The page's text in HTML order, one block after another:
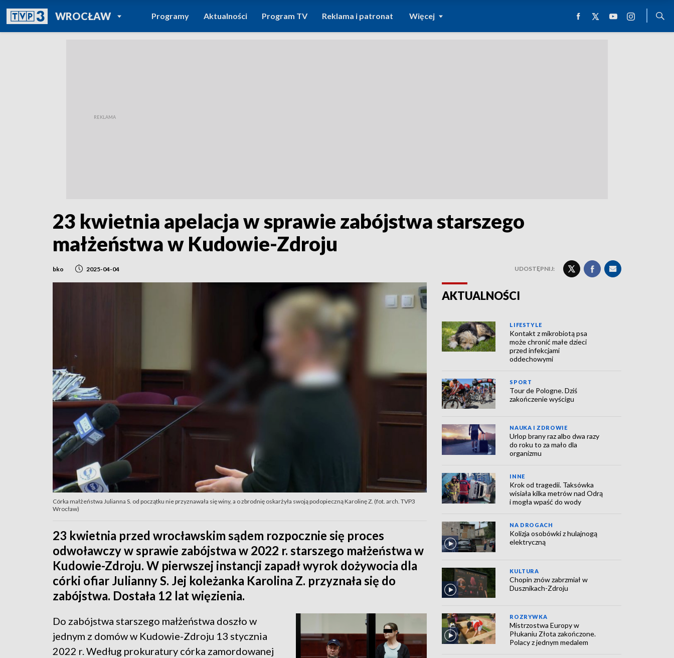
WROCŁAWPOWRÓT DO
TVP REGIONY
Programy Aktualności Program TV Reklama i patronat Więcej
23 kwietnia apelacja w sprawie zabójstwa starszego
małżeństwa w Kudowie-Zdroju
bko 2025-04-04 UDOSTĘPNIJ:
Córka małżeństwa Julianna S. od początku nie przyznawała się winy, a o zbrodnię oskarżyła swoją podopieczną Karolinę Z. (fot. arch. TVP3
Wrocław)
23 kwietnia przed wrocławskim sądem rozpocznie się proces
odwoławczy w sprawie zabójstwa w 2022 r. starszego małżeństwa w
Kudowie-Zdroju. W pierwszej instancji zapadł wyrok dożywocia dla
córki ofiar Julianny S. Jej koleżanka Karolina Z. przyznała się do
zabójstwa. Dostała 12 lat więzienia.
Do zabójstwa starszego małżeństwa doszło w
jednym z domów w Kudowie-Zdroju 13 stycznia
2022 r. Według prokuratury córka zamordowanej
AKTUALNOŚCI
LIFESTYLE
Kontakt z mikrobiotą psa
może chronić małe dzieci
przed infekcjami
oddechowymi
SPORT
Tour de Pologne. Dziś
zakończenie wyścigu
NAUKA I ZDROWIE
Urlop brany raz albo dwa razy
do roku to za mało dla
organizmu
INNE
Krok od tragedii. Taksówka
wisiała kilka metrów nad Odrą
i mogła wpaść do wody
NA DROGACH
Kolizja osobówki z hulajnogą
elektryczną
KULTURA
Chopin znów zabrzmiał w
Dusznikach-Zdroju
ROZRYWKA
Mistrzostwa Europy w
Płukaniu Złota zakończone.
Polacy z jednym medalem